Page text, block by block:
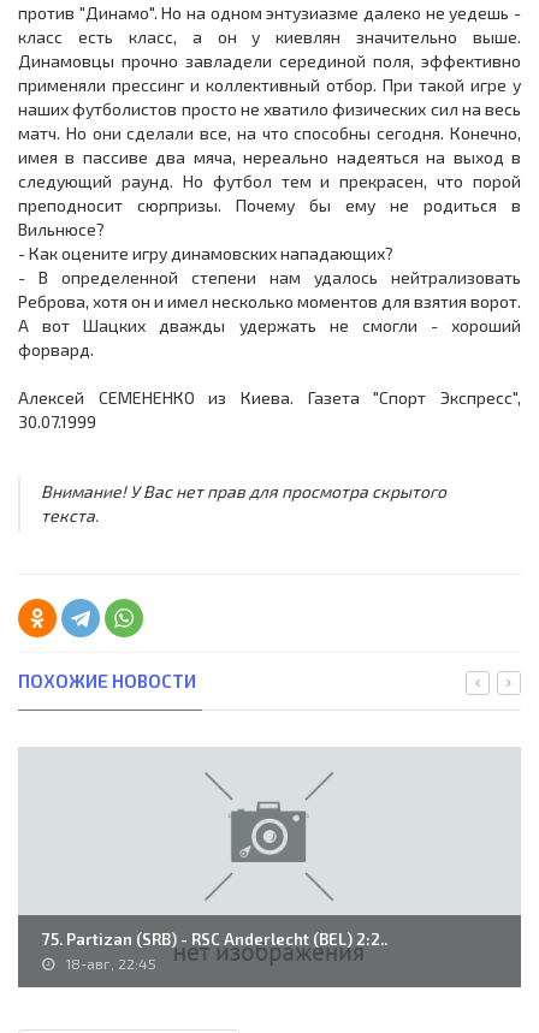
против "Динамо". Но на одном энтузиазме далеко не уедешь -
класс есть класс, а он у киевлян значительно выше.
Динамовцы прочно завладели серединой поля, эффективно
применяли прессинг и коллективный отбор. При такой игре у
наших футболистов просто не хватило физических сил на весь
матч. Но они сделали все, на что способны сегодня. Конечно,
имея в пассиве два мяча, нереально надеяться на выход в
следующий раунд. Но футбол тем и прекрасен, что порой
преподносит сюрпризы. Почему бы ему не родиться в
Вильнюсе?
- Как оцените игру динамовских нападающих?
- В определенной степени нам удалось нейтрализовать
Реброва, хотя он и имел несколько моментов для взятия ворот.
А вот Шацких дважды удержать не смогли - хороший
форвард.
Алексей СЕМЕНЕНКО из Киева. Газета "Спорт Экспресс",
30.07.1999
Внимание! У Вас нет прав для просмотра скрытого
текста.
ПОХОЖИЕ НОВОСТИ
75. Partizan (SRB) - RSC Anderlecht (BEL) 2:2..
18-авг, 22:45